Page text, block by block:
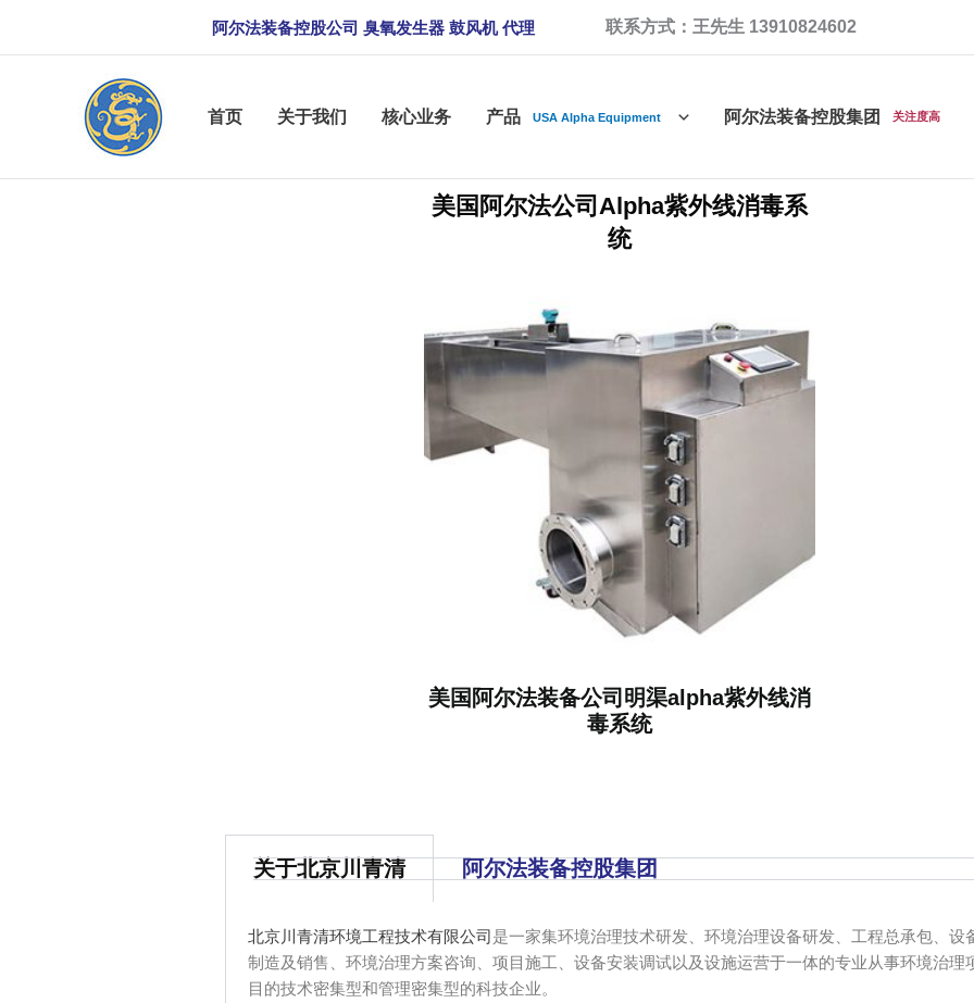
阿尔法装备控股公司 臭氧发生器 鼓风机 代理 联系方式：王先生 13910824602
首页 关于我们 核心业务 产品 USA Alpha Equipment 阿尔法装备控股集团 关注度高
美国阿尔法公司Alpha紫外线消毒系
统
美国阿尔法装备公司明渠alpha紫外线消
毒系统
关于北京川青清 阿尔法装备控股集团
北京川青清环境工程技术有限公司是一家集环境治理技术研发、环境治理设备研发、工程总承包、设
制造及销售、环境治理方案咨询、项目施工、设备安装调试以及设施运营于一体的专业从事环境治理
目的技术密集型和管理密集型的科技企业。